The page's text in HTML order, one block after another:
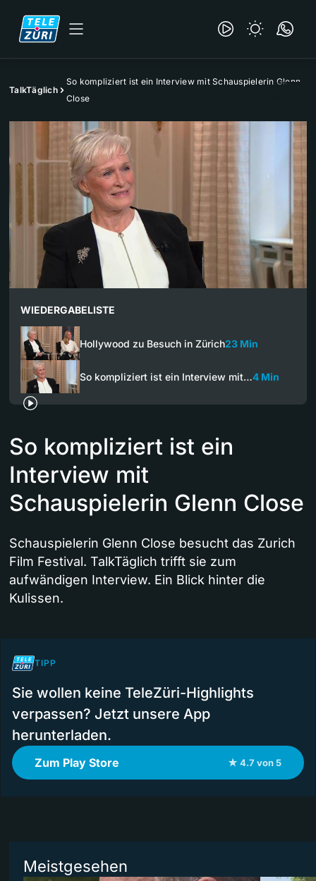
TalkTäglich
So kompliziert ist ein Interview mit Schauspielerin Glenn
Close
WIEDERGABELISTE
Hollywood zu Besuch in Zürich23 Min
So kompliziert ist ein Interview mit…4 Min
So kompliziert ist ein
Interview mit
Schauspielerin Glenn Close
Schauspielerin Glenn Close besucht das Zurich
Film Festival. TalkTäglich trifft sie zum
aufwändigen Interview. Ein Blick hinter die
Kulissen.
TIPP
Sie wollen keine TeleZüri-Highlights
verpassen? Jetzt unsere App
herunterladen.
Zum Play Store ★ 4.7 von 5
Meistgesehen